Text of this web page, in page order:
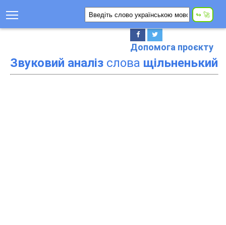
Допомога проєкту
Звуковий аналіз слова щільненький